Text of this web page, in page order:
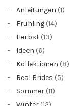
Anleitungen (1)
Frühling(14)
Herbst(13)
Ideen (6)
Kollektionen (8)
Real Brides (5)
Sommer(11)